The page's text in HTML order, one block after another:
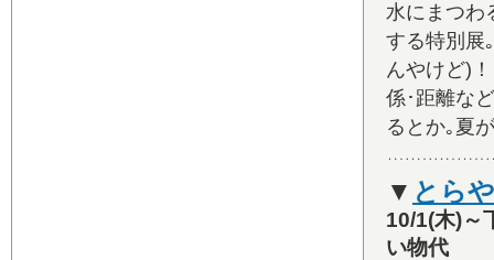
水にまつわ
する特別展
んやけど)
係･距離な
るとか｡夏
▼ とら
10/1(木)
い物代